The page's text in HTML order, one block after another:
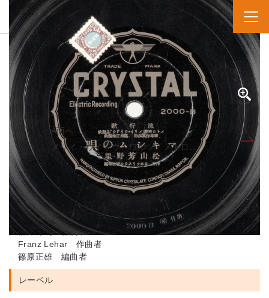
SPレコード
マキシムノウタ メトロエイガ「メリイ・ウイドウ」シュダイカ
資料番号：SPH11MK018919B
マキシムの唄 メトロ映畫「メリイ・ウイドウ」主題歌
B面
A面へ
メリイ・ウイドウ・ワルツ メトロ...
人名・団体名
松山芳野里 実演家
日本クリスタル管絃楽団 演奏者
柳澤保篤 作詞者
Franz Lehar 作曲者
篠原正雄 編曲者
レーベル